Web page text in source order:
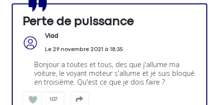
Perte de puissance
Vlad
Le 29 novembre 2021 à 18:35
Bonjour a toutes et tous, des que j'allume ma
voiture, le voyant moteur s'allume et je suis bloqué
en troisième. Qu'est ce que je dois faire ?
107